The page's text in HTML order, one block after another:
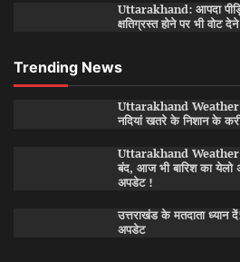
Uttarakhand: आपदा
क्षतिग्रस्त होने पर भी वोट
Trending News
Uttarakhand Weather
नदियां खतरे के निशान के
Uttarakhand
बंद, आज भी बारिश का येलो
अपडेट !
उत्तराखंड के मतदाता ध्यान
अपडेट